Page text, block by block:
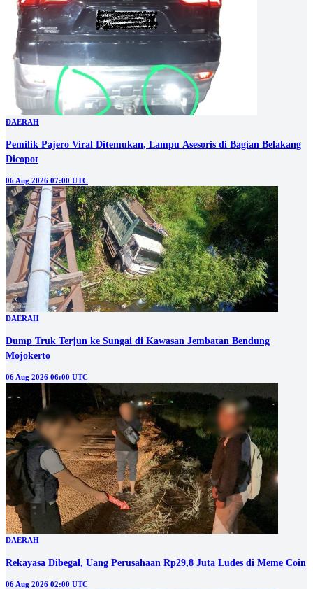
DAERAH
Pemilik Pajero Viral Ditemukan, Lampu Asesoris di Bagian Belakang
Dicopot
06 Aug 2026 07:00 UTC
DAERAH
Dump Truk Terjun ke Sungai di Kawasan Jembatan Bendung
Mojokerto
06 Aug 2026 06:00 UTC
DAERAH
Rekayasa Dibegal, Uang Perusahaan Rp29,8 Juta Ludes di Meme Coin
06 Aug 2026 02:00 UTC